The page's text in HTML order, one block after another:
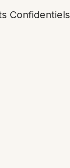
Confidentiels